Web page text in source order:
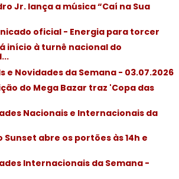
Jr. lança a música “Caí na Sua
oficial - Energia para torcer
início à turnê nacional do
e Novidades da Semana - 03.07.2026
do Mega Bazar traz 'Copa das
Nacionais e Internacionais da
Sunset abre os portões às 14h e
Internacionais da Semana -